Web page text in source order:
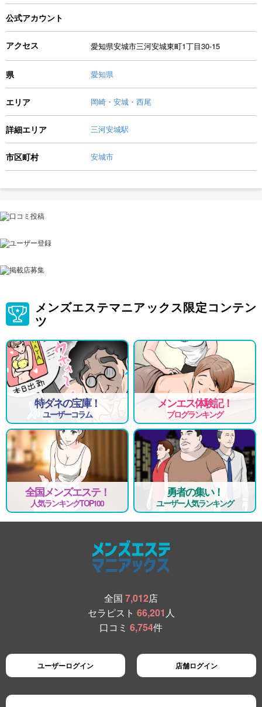
公式アカウント
アクセス 愛知県安城市三河安城東町1丁目30-15
県 愛知県
エリア 岡崎・安城・西尾
詳細エリア 三河安城駅
市区町村 安城市
メンズエステマニアックス限定コンテン
ツ
特ダネの宝庫！
ユーザーコラム
メンエス体験記！
ブログランキング
全国メンズエステ！
人気ランキングTOP100
勇者の集い！
ユーザー人気ランキング
全国 7,012店
セラピスト 66,201 人
口コミ 6,754件
ユーザーログイン 店舗ログイン